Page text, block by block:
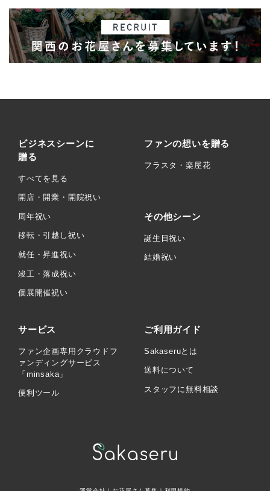
ビジネスシーンに
贈る
すべてを見る
開店・開業・開院祝い
周年祝い
移転・引越し祝い
就任・昇進祝い
竣工・落成祝い
個展開催祝い
ファンの想いを贈る
フラスタ・楽屋花
その他シーン
誕生日祝い
結婚祝い
サービス
ファン企画専用クラウドフ
ァンディングサービス
「minsaka」
便利ツール
ご利用ガイド
Sakaseruとは
送料について
スタッフに無料相談